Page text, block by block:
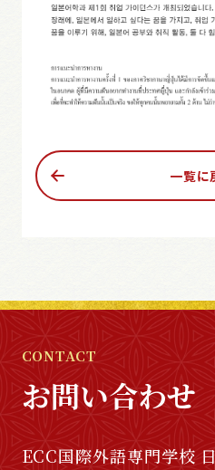
一覧に
CONTACT
お問い合わせ
ECC国際外語専門学校